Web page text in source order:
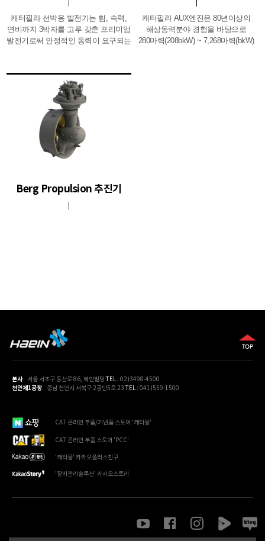
경험과 노하우를 바탕으로 고객의
요구에 부합하는 토탈 솔루션을
제공하고 있습니다.
캐터필라 선박용 발전기는 힘, 속력,
연비까지 3박자를 고루 갖춘 프리미엄
발전기로써 안정적인 동력이 요구되는
16,111ekW (CATERPILLAR: 11ekW ~
5,200ekW)에 이르기까지 다양한
출력의 제품 라인업을 갖춰 고객들로
하여금 용도에 따른 선택의 폭을
충족시키고 있으며, 수명이 길고
고장이 거의 없어 선박용 발전기 관리
실무자들의 선호도가 매우 높습니다.
캐터필라 AUX엔진은 80년이상의
해상동력분야 경험을 바탕으로
280마력(208bkW) ~ 7,268마력(bkW)
Berg Propulsion 추진기
본사 서울 서초구 동산로 86, 혜인빌딩 TEL: 02)3498-4500
천안제1공장
충남 천안시 서북구 2공단5로 23 TEL: 041)559-1500
CAT 온라인 부품/기념품 스토어 '캐타몰'
CAT 온라인 부품 스토어 'PCC'
'캐타몰' 카카오플러스친구
'장비관리솔루션' 카카오스토리